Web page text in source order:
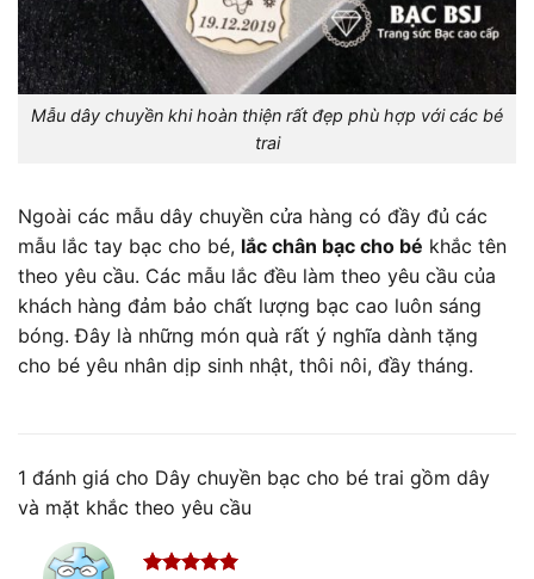
Mẫu dây chuyền khi hoàn thiện rất đẹp phù hợp với các bé
trai
Ngoài các mẫu dây chuyền cửa hàng có đầy đủ các
mẫu lắc tay bạc cho bé, lắc chân bạc cho bé khắc tên
theo yêu cầu. Các mẫu lắc đều làm theo yêu cầu của
khách hàng đảm bảo chất lượng bạc cao luôn sáng
bóng. Đây là những món quà rất ý nghĩa dành tặng
cho bé yêu nhân dịp sinh nhật, thôi nôi, đầy tháng.
1 đánh giá cho Dây chuyền bạc cho bé trai gồm dây
và mặt khắc theo yêu cầu